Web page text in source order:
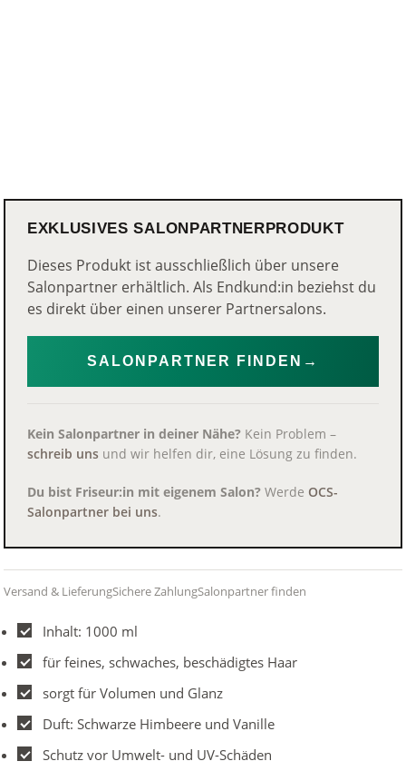
EXKLUSIVES SALONPARTNERPRODUKT
Dieses Produkt ist ausschließlich über unsere
Salonpartner erhältlich. Als Endkund:in beziehst du
es direkt über einen unserer Partnersalons.
SALONPARTNER FINDEN →
Kein Salonpartner in deiner Nähe?Kein Problem –
schreib unsund wir helfen dir, eine Lösung zu finden.
Du bist Friseur:in mit eigenem Salon?Werde OCS-
Salonpartner bei uns.
Versand & LieferungSichere ZahlungSalonpartner finden
Inhalt: 1000 ml
für feines, schwaches, beschädigtes Haar
sorgt für Volumen und Glanz
Duft: Schwarze Himbeere und Vanille
Schutz vor Umwelt- und UV-Schäden